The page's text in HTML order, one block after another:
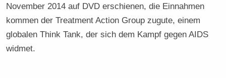
November 2014 auf DVD erschienen, die Einnahmen
kommen der Treatment Action Group zugute, einem
globalen Think Tank, der sich dem Kampf gegen AIDS
widmet.